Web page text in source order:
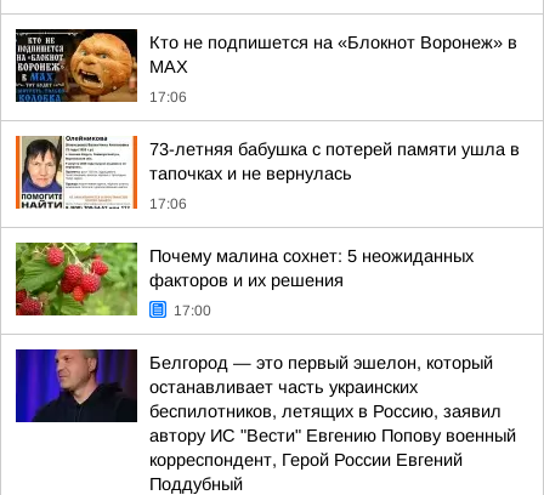
Кто не подпишется на «Блокнот Воронеж» в
МАХ
17:06
73-летняя бабушка с потерей памяти ушла в
тапочках и не вернулась
17:06
Почему малина сохнет: 5 неожиданных
факторов и их решения
17:00
Белгород — это первый эшелон, который
останавливает часть украинских
беспилотников, летящих в Россию, заявил
автору ИС "Вести" Евгению Попову военный
корреспондент, Герой России Евгений
Поддубный